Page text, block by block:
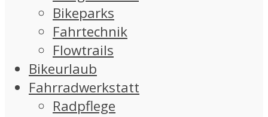
Bikeparks
Fahrtechnik
Flowtrails
Bikeurlaub
Fahrradwerkstatt
Radpflege